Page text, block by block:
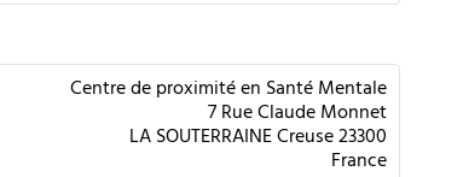
Centre de proximité en Santé Mentale
7 Rue Claude Monnet
LA SOUTERRAINECreuse23300
France